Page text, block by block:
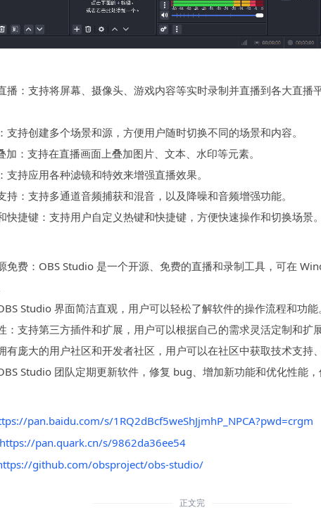
播：支持将屏幕、摄像头、游戏内容等实时录制并直播到各大直播
支持创建多个场景和源，方便用户随时切换不同的场景和内容。
加：支持在直播画面上叠加图片、文本、水印等元素。
支持应用各种滤镜和特效来增强直播效果。
持：支持多通道音频捕获和混音，以及降噪和音频增强功能。
快捷键：支持用户自定义热键和快捷键，方便快速操作和切换场景。
免费：OBS Studio 是一个开源、免费的直播和录制工具，可在
Studio 界面简洁直观，用户可以轻松了解软件的操作流程和功能。
：支持第三方插件和扩展，用户可以根据自己的需求灵活定制和扩展
有庞大的用户社区和开发者社区，用户可以在社区中获取技术支持
Studio 团队定期更新软件，修复 bug、增加新功能和优化性能
pan.baidu.com/s/1RQ2dBcf5weShJjmhP_NPCA?pwd=crgm
https://pan.quark.cn/s/9862da36ee54
github.com/obsproject/obs-studio/
正文完